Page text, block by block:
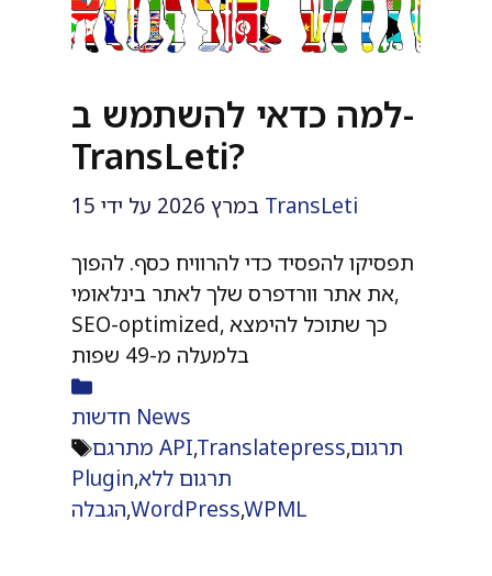
למה כדאי להשתמש ב-
TransLeti?
15 במרץ 2026 TransLeti
תפסיקו להפסיד כדי להרוויח כסף. להפוך
את אתר וורדפרס שלך לאתר בינלאומי,
SEO-optimized, כך שתוכל להימצא
בלמעלה מ-49 שפות
קטגוריות
חדשות News
תגיות
מתרגם API,Translatepress,תרגום
Plugin,תרגום ללא
הגבלה,WordPress,WPML